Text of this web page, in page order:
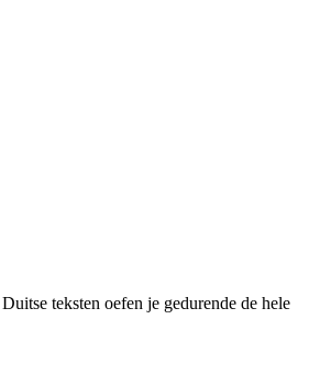
teksten oefen je gedurende de hele